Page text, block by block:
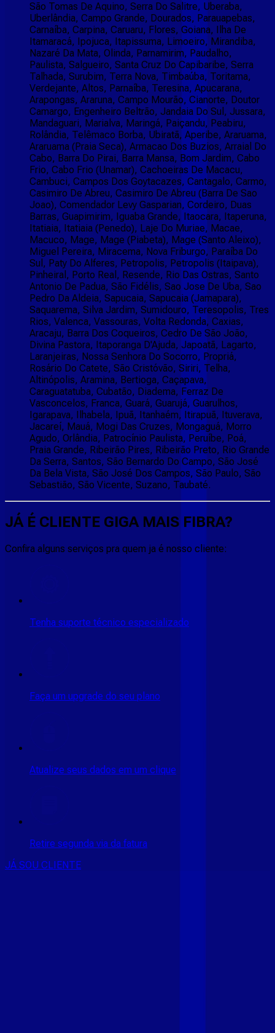
São Tomas De Aquino, Serra Do Salitre, Uberaba,
Uberlândia, Campo Grande, Dourados, Parauapebas,
Carnaíba, Carpina, Caruaru, Flores, Goiana, Ilha De
Itamaracá, Ipojuca, Itapissuma, Limoeiro, Mirandiba,
Nazaré Da Mata, Olinda, Parnamirim, Paudalho,
Paulista, Salgueiro, Santa Cruz Do Capibaribe, Serra
Talhada, Surubim, Terra Nova, Timbaúba, Toritama,
Verdejante, Altos, Parnaíba, Teresina, Apucarana,
Arapongas, Araruna, Campo Mourão, Cianorte, Doutor
Camargo, Engenheiro Beltrão, Jandaia Do Sul, Jussara,
Mandaguari, Marialva, Maringá, Paiçandu, Peabiru,
Rolândia, Telêmaco Borba, Ubiratã, Aperibe, Araruama,
Araruama (Praia Seca), Armacao Dos Buzios, Arraial Do
Cabo, Barra Do Pirai, Barra Mansa, Bom Jardim, Cabo
Frio, Cabo Frio (Unamar), Cachoeiras De Macacu,
Cambuci, Campos Dos Goytacazes, Cantagalo, Carmo,
Casimiro De Abreu, Casimiro De Abreu (Barra De Sao
Joao), Comendador Levy Gasparian, Cordeiro, Duas
Barras, Guapimirim, Iguaba Grande, Itaocara, Itaperuna,
Itatiaia, Itatiaia (Penedo), Laje Do Muriae, Macae,
Macuco, Mage, Mage (Piabeta), Mage (Santo Aleixo),
Miguel Pereira, Miracema, Nova Friburgo, Paraíba Do
Sul, Paty Do Alferes, Petropolis, Petropolis (Itaipava),
Pinheiral, Porto Real, Resende, Rio Das Ostras, Santo
Antonio De Padua, São Fidélis, Sao Jose De Uba, Sao
Pedro Da Aldeia, Sapucaia, Sapucaia (Jamapara),
Saquarema, Silva Jardim, Sumidouro, Teresopolis, Tres
Rios, Valenca, Vassouras, Volta Redonda, Caxias,
Aracaju, Barra Dos Coqueiros, Cedro De São João,
Divina Pastora, Itaporanga D'Ajuda, Japoatã, Lagarto,
Laranjeiras, Nossa Senhora Do Socorro, Propriá,
Rosário Do Catete, São Cristóvão, Siriri, Telha,
Altinópolis, Aramina, Bertioga, Caçapava,
Caraguatatuba, Cubatão, Diadema, Ferraz De
Vasconcelos, Franca, Guará, Guarujá, Guarulhos,
Igarapava, Ilhabela, Ipuã, Itanhaém, Itirapuã, Ituverava,
Jacareí, Mauá, Mogi Das Cruzes, Mongaguá, Morro
Agudo, Orlândia, Patrocínio Paulista, Peruíbe, Poá,
Praia Grande, Ribeirão Pires, Ribeirão Preto, Rio Grande
Da Serra, Santos, São Bernardo Do Campo, São José
Da Bela Vista, São José Dos Campos, São Paulo, São
Sebastião, São Vicente, Suzano, Taubaté.
JÁ É CLIENTE GIGA MAIS FIBRA?
Confira alguns serviços pra quem ja é nosso cliente:
Tenha suporte técnico especializado
Faça um upgrade do seu plano
Atualize seus dados em um clique
Retire segunda via da fatura
JÁ SOU CLIENTE